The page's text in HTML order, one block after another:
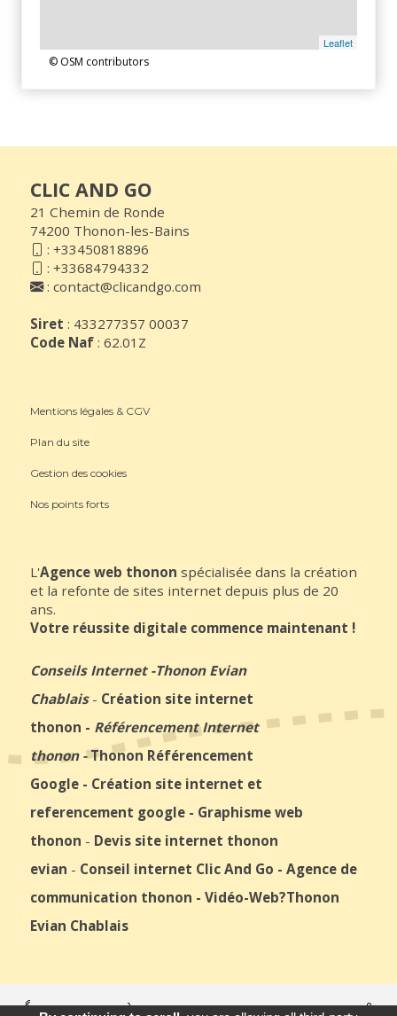
Leaflet
© OSM contributors
CLIC AND GO
21 Chemin de Ronde
74200 Thonon-les-Bains
: +33450818896
: +33684794332
: contact@clicandgo.com
Siret : 433277357 00037
Code Naf : 62.01Z
Mentions légales & CGV
Plan du site
Gestion des cookies
Nos points forts
L'Agence web thonon spécialisée dans la création
et la refonte de sites internet depuis plus de 20
ans.
Votre réussite digitale commence maintenant !
Conseils Internet-Thonon Evian
Chablais- Création site internet
thonon - Référencement Internet
thonon-Thonon Référencement
Google - Création site internet et
referencement google - Graphisme web
thonon - Devis site internet thonon
evian - Conseil internet Clic And Go - Agence de
communication thonon - Vidéo-Web?Thonon
Evian Chablais
© 2026 Agence Web Thonon Les Bains - Référencement Google